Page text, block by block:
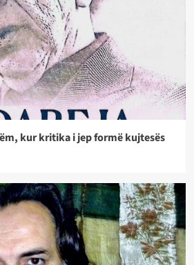
kur kritika i jep formë kujtesës